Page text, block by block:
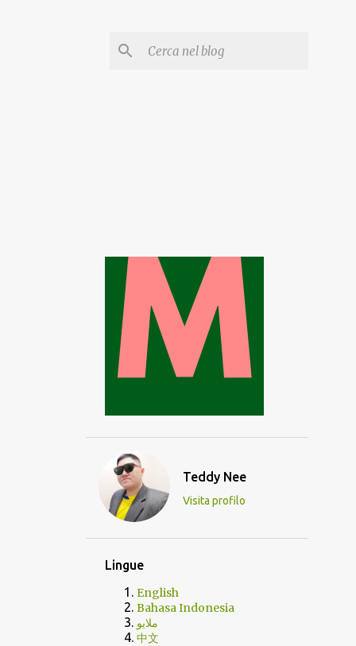
Teddy Nee
Visita profilo
Lingue
English
Bahasa Indonesia
ملايو
中文